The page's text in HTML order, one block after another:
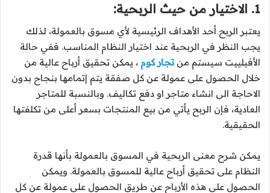
1. الاختيار من حيث الربحية:
يعتبر الربح أحد الأهداف الرئيسية لأي مسوق بالعمولة، لذلك
يجب النظر في الربحية عند اختيار النظام المناسب. ففي حالة
الأفيلييت سيستم منتجار كوم ، يمكن تحقيق أرباح عالية من
خلال الحصول على عمولة عن كل صفقة يتم إتمامها بنجاح بدون
الاحاجة الى انشاء متاجر او دفع تكاليف. وبالنسبة للمتاجر
العادية، فإن الربح يأتي من بيع المنتجات بسعر أعلى من تكلفتها
الحقيقية.
يمكن شرح معنى الربحية في المسوق بالعمولة بأنها قدرة
النظام على تحقيق أرباح عالية للمسوق بالعمولة. ويمكن
الحصول على هذه الأرباح عن طريق الحصول على عمولة عن كل